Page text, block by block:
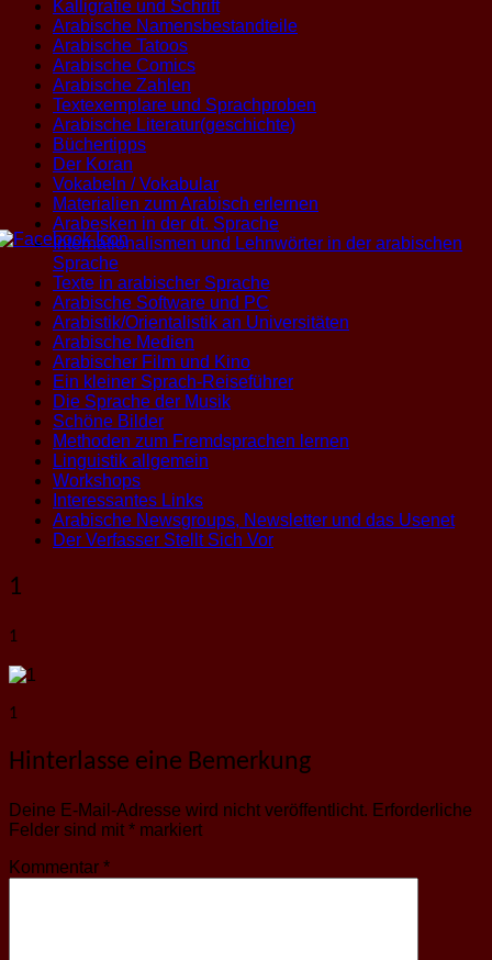
Kalligrafie und Schrift
Arabische Namensbestandteile
Arabische Tatoos
Arabische Comics
Arabische Zahlen
Textexemplare und Sprachproben
Arabische Literatur(geschichte)
Büchertipps
Der Koran
Vokabeln / Vokabular
Materialien zum Arabisch erlernen
Arabesken in der dt. Sprache
Internationalismen und Lehnwörter in der arabischen
Sprache
Texte in arabischer Sprache
Arabische Software und PC
Arabistik/Orientalistik an Universitäten
Arabische Medien
Arabischer Film und Kino
Ein kleiner Sprach-Reiseführer
Die Sprache der Musik
Schöne Bilder
Methoden zum Fremdsprachen lernen
Linguistik allgemein
Workshops
Interessantes Links
Arabische Newsgroups, Newsletter und das Usenet
Der Verfasser Stellt Sich Vor
1
1
1
Hinterlasse eine Bemerkung
Deine E-Mail-Adresse wird nicht veröffentlicht. Erforderliche
Felder sind mit * markiert
Kommentar *